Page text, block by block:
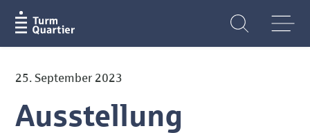
25. September 2023
Ausstellung